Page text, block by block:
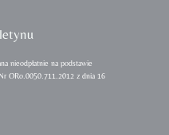
nieodpłatnie na podstawie
ORo.0050.711.2012 z dnia 16